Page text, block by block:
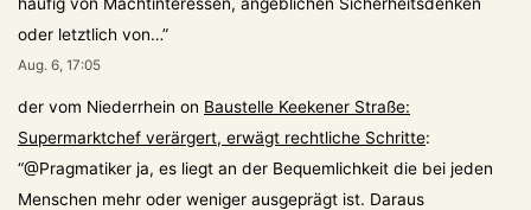
oder letztlich von…”
Aug. 6, 17:05
der vom Niederrhein on Baustelle Keekener Straße:
Supermarktchef verärgert, erwägt rechtliche Schritte:
“@Pragmatiker ja, es liegt an der Bequemlichkeit die bei jeden
Menschen mehr oder weniger ausgeprägt ist. Daraus